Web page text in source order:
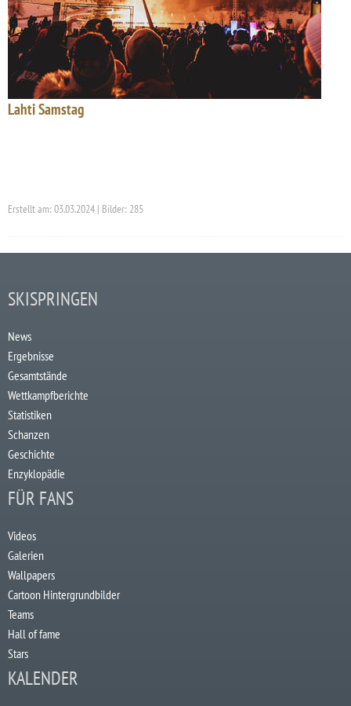
Lahti Samstag
Erstellt am: 03.03.2024 | Bilder: 285
SKISPRINGEN
News
Ergebnisse
Gesamtstände
Wettkampfberichte
Statistiken
Schanzen
Geschichte
Enzyklopädie
FÜR FANS
Videos
Galerien
Wallpapers
Cartoon Hintergrundbilder
Teams
Hall of fame
Stars
KALENDER